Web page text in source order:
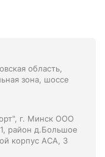
область,
зона, шоссе
г. Минск ООО
район д.Большое
корпус АСА, 3